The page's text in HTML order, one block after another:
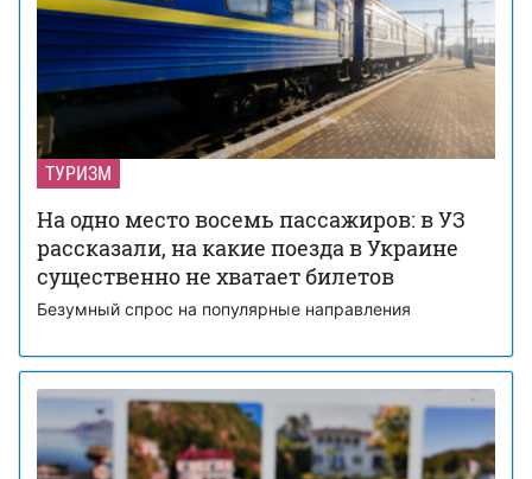
ТУРИЗМ
На одно место восемь пассажиров: в УЗ
рассказали, на какие поезда в Украине
существенно не хватает билетов
Безумный спрос на популярные направления